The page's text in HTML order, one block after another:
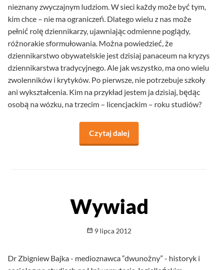
nieznany zwyczajnym ludziom. W sieci każdy może być tym,
kim chce – nie ma ograniczeń. Dlatego wielu z nas może
pełnić rolę dziennikarzy, ujawniając odmienne poglądy,
różnorakie sformułowania. Można powiedzieć, że
dziennikarstwo obywatelskie jest dzisiaj panaceum na kryzys
dziennikarstwa tradycyjnego. Ale jak wszystko, ma ono wielu
zwolenników i krytyków. Po pierwsze, nie potrzebuje szkoły
ani wykształcenia. Kim na przykład jestem ja dzisiaj, będąc
osobą na wózku, na trzecim – licencjackim – roku studiów?
Czytaj dalejna temat Obecna
Wywiad
Opublikowano
9 lipca 2012
Dr Zbigniew Bajka - medioznawca “dwunożny” - historyk i